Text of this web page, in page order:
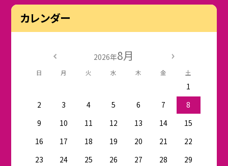
カレンダー
2026年8月
日 月 火 水 木 金 土
1
2
3 4 5 6 7
8
9
10 11 12 13 14
15
16
17 18 19 20 21
22
23
24 25 26 27 28
29